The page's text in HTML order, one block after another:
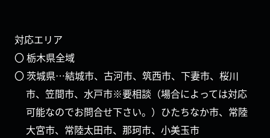
対応エリア
〇 栃木県全域
〇 茨城県…結城市、古河市、筑西市、下妻市、桜川
市、笠間市、水戸市※要相談（場合によっては対応
可能なのでお問合せ下さい。）ひたちなか市、常陸
大宮市、常陸太田市、那珂市、小美玉市